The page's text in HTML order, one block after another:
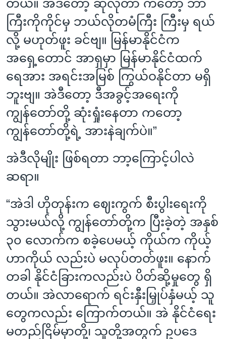
တယ်။ အဲဒီတော့ ဆိုလိုတာ ကတော့ ဘာ
ကြီးကိုကိုင်မှ ဘယ်လိုတမံကြီး ကြီးမှ ရယ်
လို့ မဟုတ်ဖူး ခင်ဗျ။ မြန်မာနိုင်ငံက
အရှေ့တောင် အာရှမှာ မြန်မာနိုင်ငံထက်
ရေအား အရင်းအမြစ် ကြွယ်ဝနိုင်တာ မရှိ
ဘူးဗျ။ အဲဒီတော့ ဒီအခွင့်အရေးကို
ကျွန်တော်တို့ ဆုံးရှုံးနေတာ ကတော့
ကျွန်တော်တို့ရဲ့ အားနဲချက်ပဲ။”
အဲဒီလိုမျိုး ဖြစ်ရတာ ဘာ့ကြောင့်ပါလဲ
ဆရာ။
“အဲဒါ ဟိုတုန်းက ဈေးကွက် စီးပွါးရေးကို
သွားမယ်လို့ ကျွန်တော်တို့က ပြီးခဲ့တဲ့ အနှစ်
၃၀ လောက်က စခဲ့ပေမယ့် ကိုယ်က ကိုယ့်
ဟာကိုယ် လည်းပဲ မလုပ်တတ်ဖူး။ နောက်
တခါ နိုင်ငံခြားကလည်းပဲ ပိတ်ဆို့မှုတွေ ရှိ
တယ်။ အဲလာရောက် ရင်းနှီးမြှုပ်နှံမယ့် သူ
တွေကလည်း ကြောက်တယ်။ အဲ နိုင်ငံရေး
မတည်ငြိမ်မှာတို့၊ သူတို့အတွက် ဥပဒေ